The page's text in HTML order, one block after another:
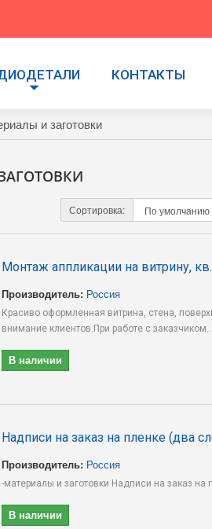
КОНТАКТЫ
и заготовки
Сортировка:
Монтаж аппликации на витрину,
Производитель: Россия
Красиво оформленная витрина, стена,
внимание клиентов.При работе с заказчиком..
В наличии
Надписи на заказ на пленке (два
Производитель: Россия
-материалы и заготовки Надписи на заказ на
В наличии